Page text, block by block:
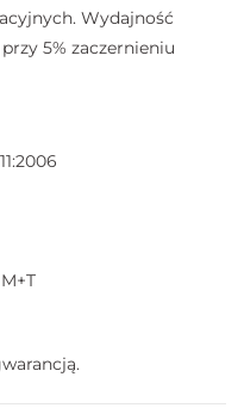
Wydajność
5% zaczernieniu